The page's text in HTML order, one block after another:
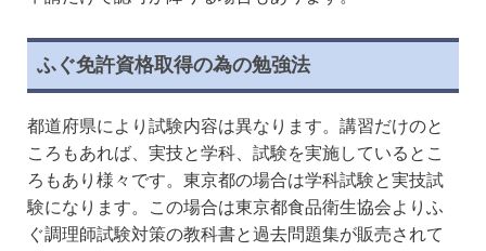
ふぐ免許資格取得の為の勉強法
都道府県により試験内容は異なります。講習だけのと
ころもあれば、実技と学科、試験を実施しているとこ
ろもあり様々です。東京都の場合は学科試験と実技試
験になります。この場合は東京都食品衛生協会よりふ
ぐ調理師試験対策の教科書と過去問題集が販売されて